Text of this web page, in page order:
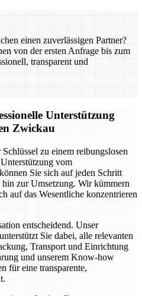
einen zuverlässigen Partner?
von der ersten Anfrage bis zum
transparent und
Unterstützung
Zwickau
zu einem reibungslosen
vom
Sie sich auf jeden Schritt
zur Umsetzung. Wir kümmern
auf das Wesentliche konzentrieren
entscheidend. Unser
Sie dabei, alle relevanten
Transport und Einrichtung
und unserem Know-how
für eine transparente,